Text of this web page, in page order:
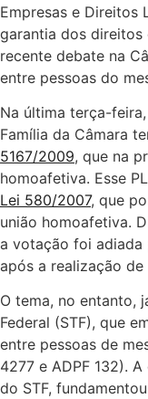
Empresas e Direitos
garantia dos direitos
recente debate na
entre pessoas do
Na última terça-
Família da Câmara
5167/2009, que na
homoafetiva. Esse
Lei 580/2007, que
união homoafetiva.
a votação foi
após a realização
O tema, no entanto,
Federal (STF), que
entre pessoas de
4277 e ADPF 132).
do STF,